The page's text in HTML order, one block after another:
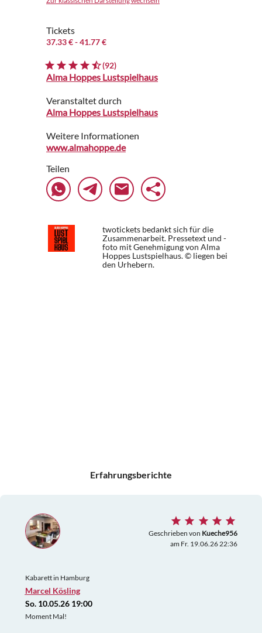
Tickets
37.33 €- 41.77 €
(92)
Alma Hoppes Lustspielhaus
Veranstaltet durch
Alma Hoppes Lustspielhaus
Weitere Informationen
www.almahoppe.de
Teilen
twotickets bedankt sich für die
Zusammenarbeit. Pressetext und -
foto mit Genehmigung von Alma
Hoppes Lustspielhaus. © liegen bei
den Urhebern.
Erfahrungsberichte
Geschrieben von Kueche956
am Fr. 19.06.26 22:36
Kabarett in Hamburg
Marcel Kösling
So. 10.05.26 19:00
Moment Mal!